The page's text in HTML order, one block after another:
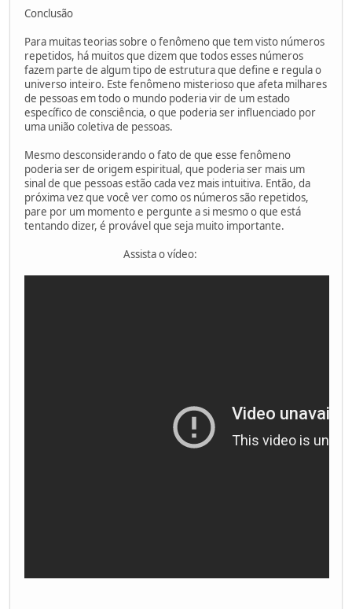
Conclusão
Para muitas teorias sobre o fenômeno que tem visto números
repetidos, há muitos que dizem que todos esses números
fazem parte de algum tipo de estrutura que define e regula o
universo inteiro. Este fenômeno misterioso que afeta milhares
de pessoas em todo o mundo poderia vir de um estado
específico de consciência, o que poderia ser influenciado por
uma união coletiva de pessoas.
Mesmo desconsiderando o fato de que esse fenômeno
poderia ser de origem espiritual, que poderia ser mais um
sinal de que pessoas estão cada vez mais intuitiva. Então, da
próxima vez que você ver como os números são repetidos,
pare por um momento e pergunte a si mesmo o que está
tentando dizer, é provável que seja muito importante.
Assista o vídeo: